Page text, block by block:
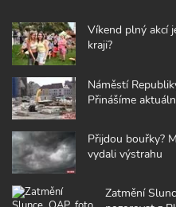
Víkend plný akcí
kraji?
Náměstí
Přinášíme
Přijdou bouřky?
vydali výstrahu
Zatmění